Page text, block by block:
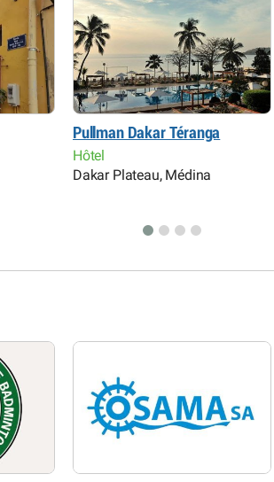
Pullman Dakar Téranga
Hôtel
Dakar Plateau, Médina